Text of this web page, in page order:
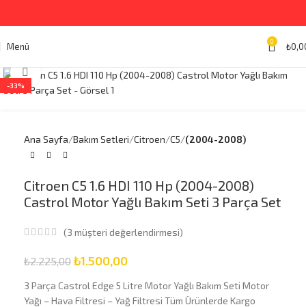
Menü 0 ₺
-33%
Büyütmek için tıklayın
Ana Sayfa Bakım Setleri Citroen C5 (2004-2008)
Citroen C5 1.6 HDI 110 Hp (2004-2008)
Castrol Motor Yağlı Bakım Seti 3 Parça Set
(3 müşteri değerlendirmesi)
₺2.225,00 ₺1.500,00
3 Parça Castrol Edge 5 Litre Motor Yağlı Bakım Seti Motor
Yağı – Hava Filtresi – Yağ Filtresi Tüm Ürünlerde Kargo